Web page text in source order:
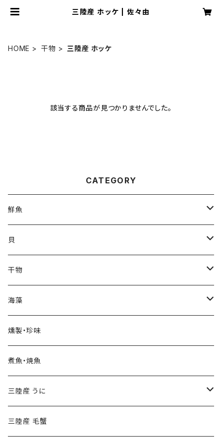
三陸産 ホッケ | 佐々由
HOME 干物 三陸産 ホッケ
該当する商品が見つかりませんでした。
CATEGORY
鮮魚
宮古トラウトサーモン
三陸産 秋鮭
三陸産 秋鮭
三陸産 サンマ
三陸産 スルメイカ
三陸産 天然ヒラメ
三陸産 天然ママス
三陸産 真タラ
貝
三陸産 活ほたて
三陸産 活ほや
三陸産 殻付き牡蠣（カキ）
干物
三陸産 ホッケ
丸干したら
真イカ一夜干し
メロード
どんこ
海藻
三陸産 生わかめ
三陸産 生刻みめかぶ
三陸産 塩蔵わかめ
塩蔵・乾物
燻製・珍味
煮魚・焼魚
三陸産 うに
三陸産 甘塩うに
三陸産 毛蟹